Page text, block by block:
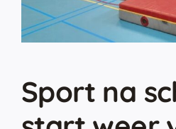
Sport na